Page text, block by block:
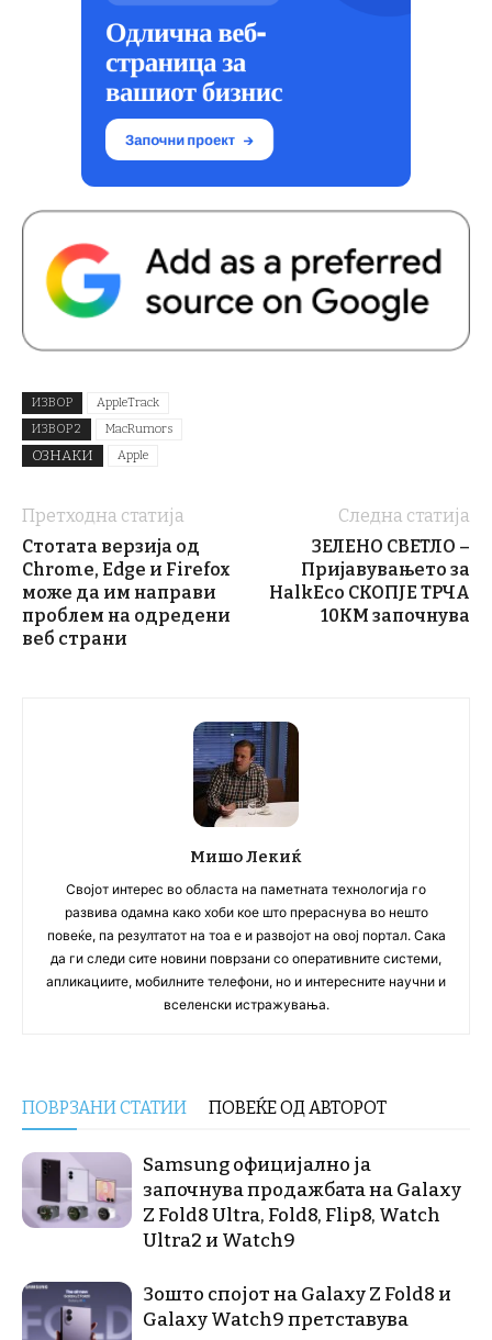
ИЗВОР
AppleTrack
ИЗВОР 2
MacRumors
ОЗНАКИ Apple
Претходна статија
Стотата верзија од
Chrome, Edge и Firefox
може да им направи
проблем на одредени
веб страни
Следна статија
ЗЕЛЕНО СВЕТЛО –
Пријавувањето за
HalkEco СКОПЈЕ ТРЧА
10КМ започнува
Мишо Лекиќ
Својот интерес во областа на паметната технологија го
развива одамна како хоби кое што прераснува во нешто
повеќе, па резултатот на тоа е и развојот на овој портал. Сака
да ги следи сите новини поврзани со оперативните системи,
апликациите, мобилните телефони, но и интересните научни и
вселенски истражувања.
ПОВРЗАНИ СТАТИИ ПОВЕЌЕ ОД АВТОРОТ
Samsung официјално ја
започнува продажбата на Galaxy
Z Fold8 Ultra, Fold8, Flip8, Watch
Ultra2 и Watch9
Зошто спојот на Galaxy Z Fold8 и
Galaxy Watch9 претставува